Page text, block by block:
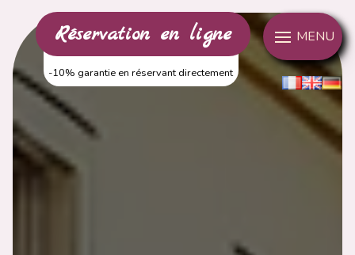
MENU
Réservation en ligne
-10% garantie en réservant directement
Panneau de gestion des cookies